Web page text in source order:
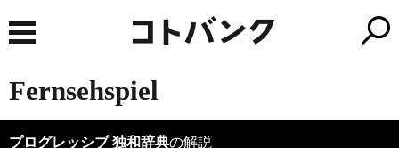
Fernsehspiel
プログレッシブ 独和辞典の解説